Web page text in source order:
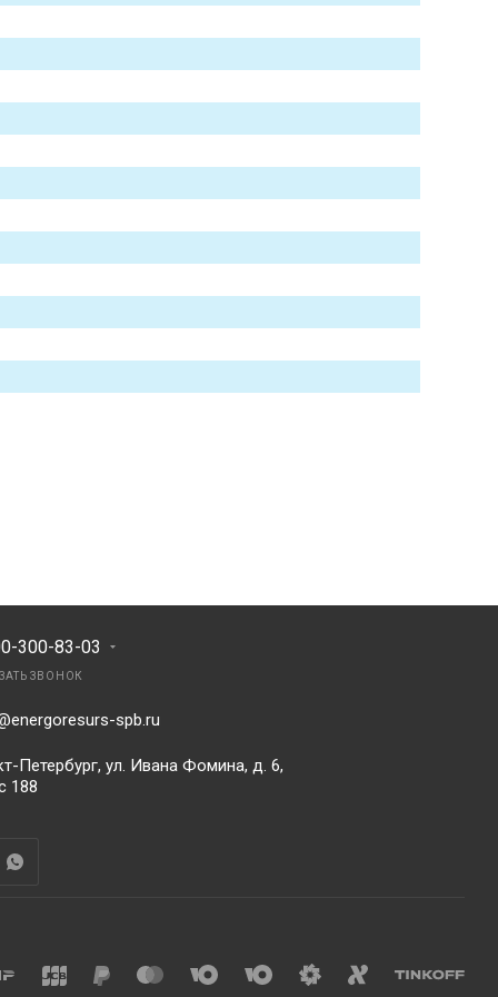
300-83-03
ЗВОНОК
spb.ru
Петербург, ул. Ивана Фомина, д. 6,
188